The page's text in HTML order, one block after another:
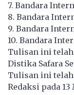
7. Bandara
8. Bandara
9. Bandara
10. Bandara
Tulisan ini
Distika Safara
Tulisan ini
Redaksi pada 13